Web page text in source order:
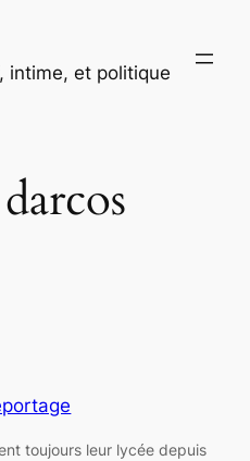
intime, et politique
darcos
toujours leur lycée depuis